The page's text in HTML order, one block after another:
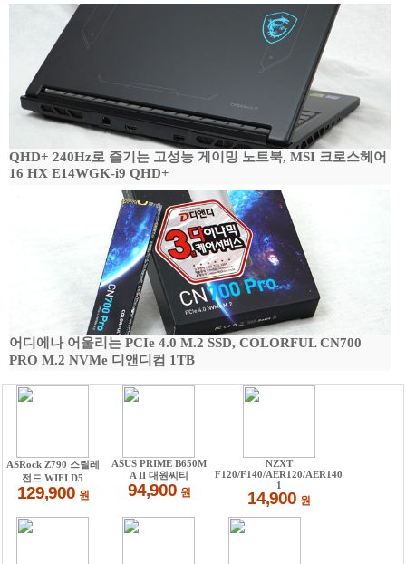
QHD+ 240Hz로 즐기는 고성능 게이밍 노트북, MSI 크로스헤어
16 HX E14WGK-i9 QHD+
어디에나 어울리는 PCIe 4.0 M.2 SSD, COLORFUL CN700
PRO M.2 NVMe 디앤디컴 1TB